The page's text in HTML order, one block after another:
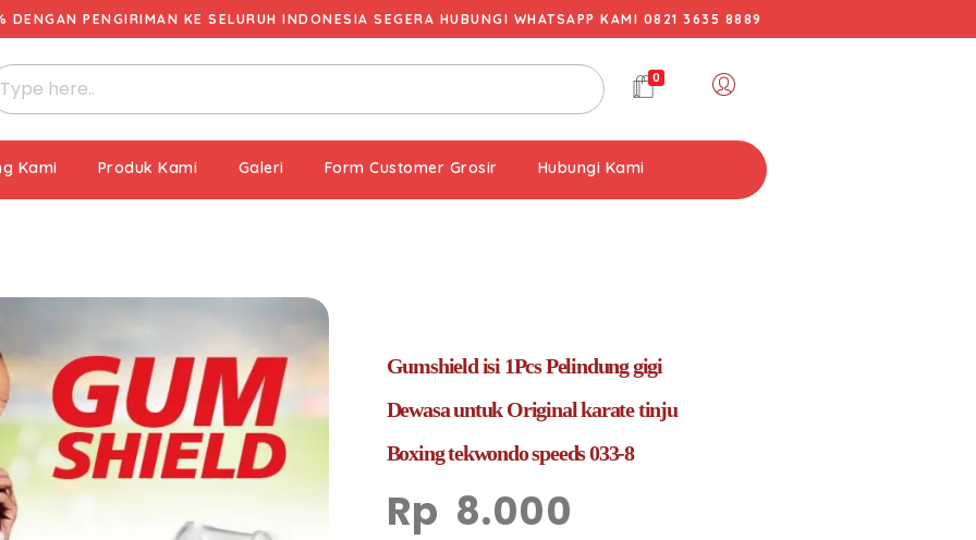
DENGAN PENGIRIMAN KE SELURUH INDONESIA SEGERA HUBUNGI WHATSAPP KAMI 0821 3635 8889
0
Kami Produk Kami Galeri Form Customer Grosir Hubungi Kami
Gumshield isi 1Pcs Pelindung gigi
Dewasa untuk Original karate tinju
Boxing tekwondo speeds 033-8
Rp 8.000